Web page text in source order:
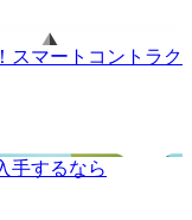
スマートコントラク
手するなら